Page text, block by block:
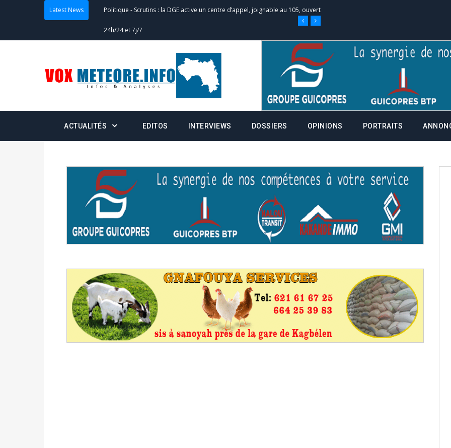
Latest News Politique - Scrutins : la DGE active un centre d’appel, joignable au 105, ouvert
24h/24 et 7j/7
Double scrutin du 31 mai : fin des campagnes ce jeudi 28 mai à
minuit
Actualités - Communiqué relatif à la délivrance de la fiche de procuration
Politique-Convocation des membres des Commissions Administratives de
Centralisation des Votes (CACV) à une prestation de serment et à une
Politique Candidats : désignez vos représentants aux CACV (centralisation
des votes) avant le 16 mai à 16h
Politique Double scrutin du 31 mai : retrait des cartes d’électeurs possible
du 16 au 31 mai 2026
avant le 16 mai 2026 à 16h
Politique-Proclamation des résultats globaux provisoires et des
statistiques des législatives et communales : ce 4 juin à 18h
Politique-Suite de la publication des résultats partiels des élections de mai
ACTUALITÉS EDITOS INTERVIEWS DOSSIERS OPINIONS PORTRAITS